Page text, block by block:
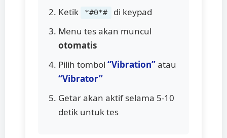
Ketik
*#0*#
di keypad
Menu tes akan muncul
otomatis
Pilih tombol “Vibration”atau
“Vibrator”
Getar akan aktif selama 5-10
detik untuk tes